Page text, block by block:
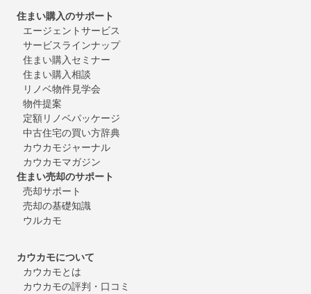
住まい購入のサポート
エージェントサービス
サービスラインナップ
住まい購入セミナー
住まい購入相談
リノベ物件見学会
物件提案
定額リノベパッケージ
中古住宅の買い方辞典
カウカモジャーナル
カウカモマガジン
住まい売却のサポート
売却サポート
売却の基礎知識
ウルカモ
カウカモについて
カウカモとは
カウカモの評判・口コミ